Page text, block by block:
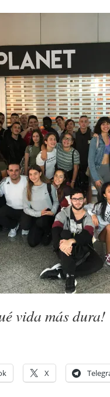
vida más
X